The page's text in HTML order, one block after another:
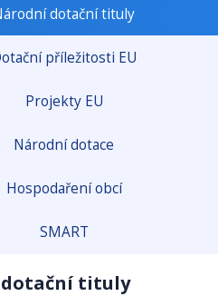
dotační tituly
příležitosti EU
Projekty EU
Národní dotace
Hospodaření obcí
SMART
tituly